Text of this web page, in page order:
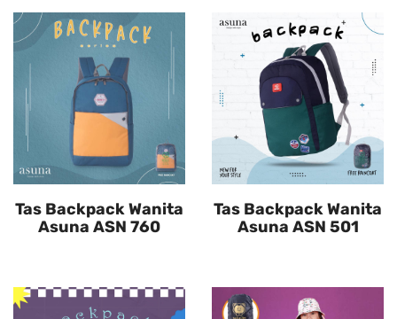
Tas Backpack Wanita
Asuna ASN 760
Tas Backpack Wanita
Asuna ASN 501